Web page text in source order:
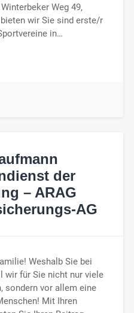
Weg 49,
wir Sie sind erste/r
in…
der
– ARAG
AG
Weshalb Sie bei
wir für Sie nicht nur viele
sondern vor allem eine
Mit Ihren